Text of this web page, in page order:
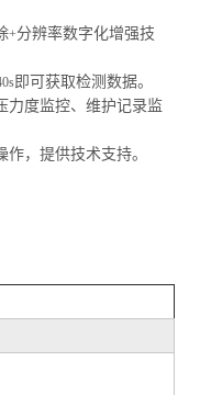
+分辨率数字化增强技
即可获取检测数据。
力度监控、维护记录监
，提供技术支持。